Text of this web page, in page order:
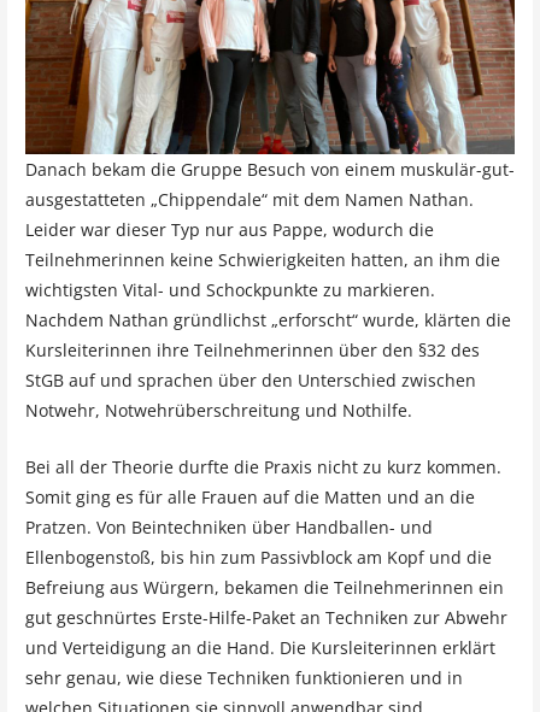
Danach bekam die Gruppe Besuch von einem muskulär-gut-
ausgestatteten „Chippendale“ mit dem Namen Nathan.
Leider war dieser Typ nur aus Pappe, wodurch die
Teilnehmerinnen keine Schwierigkeiten hatten, an ihm die
wichtigsten Vital- und Schockpunkte zu markieren.
Nachdem Nathan gründlichst „erforscht“ wurde, klärten die
Kursleiterinnen ihre Teilnehmerinnen über den §32 des
StGB auf und sprachen über den Unterschied zwischen
Notwehr, Notwehrüberschreitung und Nothilfe.
Bei all der Theorie durfte die Praxis nicht zu kurz kommen.
Somit ging es für alle Frauen auf die Matten und an die
Pratzen. Von Beintechniken über Handballen- und
Ellenbogenstoß, bis hin zum Passivblock am Kopf und die
Befreiung aus Würgern, bekamen die Teilnehmerinnen ein
gut geschnürtes Erste-Hilfe-Paket an Techniken zur Abwehr
und Verteidigung an die Hand. Die Kursleiterinnen erklärt
sehr genau, wie diese Techniken funktionieren und in